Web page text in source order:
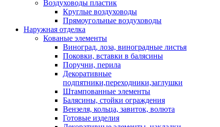
Воздуховоды пластик
Круглые воздуховоды
Прямоугольные воздуховоды
Наружная отделка
Кованые элементы
Виноград, лоза, виноградные листья
Поковки, вставки в балясины
Поручни, перила
Декоративные
подпятники,переходники,заглушки
Штампованные элементы
Балясины, стойки ограждения
Вензеля, кольца, завиток, волюта
Готовые изделия